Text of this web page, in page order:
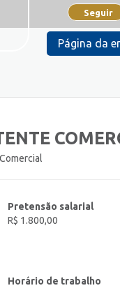
Seguir
Página da
Comercial
Pretensão salarial
R$ 1.800,00
Horário de trabalho